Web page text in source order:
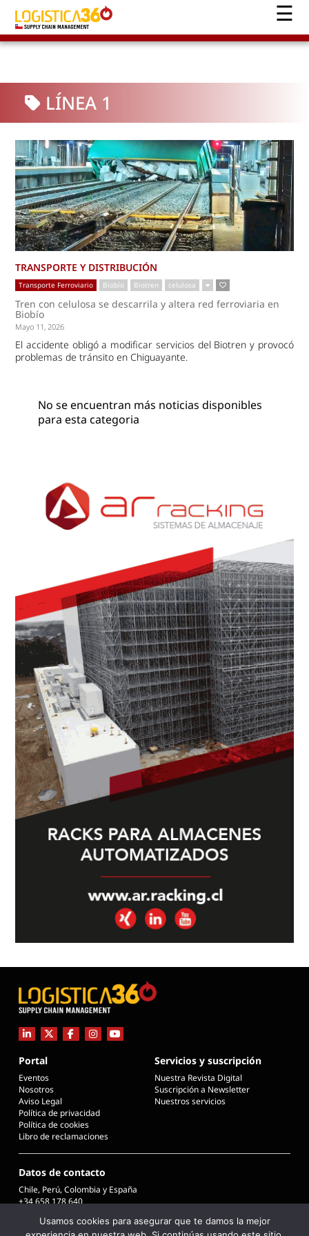
LÍNEA 1
TRANSPORTE Y DISTRIBUCIÓN
Transporte Ferroviario Biobío Biotren celulosa
Tren con celulosa se descarrila y altera red ferroviaria en
Biobío
Mayo 11, 2026
El accidente obligó a modificar servicios del Biotren y provocó
problemas de tránsito en Chiguayante.
No se encuentran más noticias disponibles
para esta categoria
Portal
Eventos
Nosotros
Aviso Legal
Política de privacidad
Política de cookies
Libro de reclamaciones
Servicios y suscripción
Nuestra Revista Digital
Suscripción a Newsletter
Nuestros servicios
Datos de contacto
Chile, Perú, Colombia y España
+34 658 178 640
info@logistica360.pe
Usamos cookies para asegurar que te damos la mejor